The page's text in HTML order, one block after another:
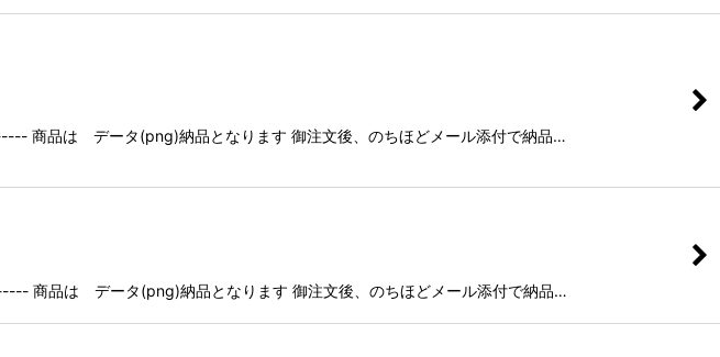
は データ(png)納品となります 御注文後、のちほどメール添付で納品…
は データ(png)納品となります 御注文後、のちほどメール添付で納品…